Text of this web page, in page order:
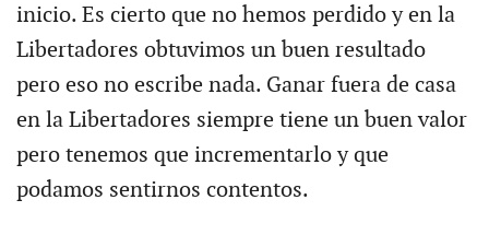
inicio. Es cierto que no hemos perdido y en la
Libertadores obtuvimos un buen resultado
pero eso no escribe nada. Ganar fuera de casa
en la Libertadores siempre tiene un buen valor
pero tenemos que incrementarlo y que
podamos sentirnos contentos.